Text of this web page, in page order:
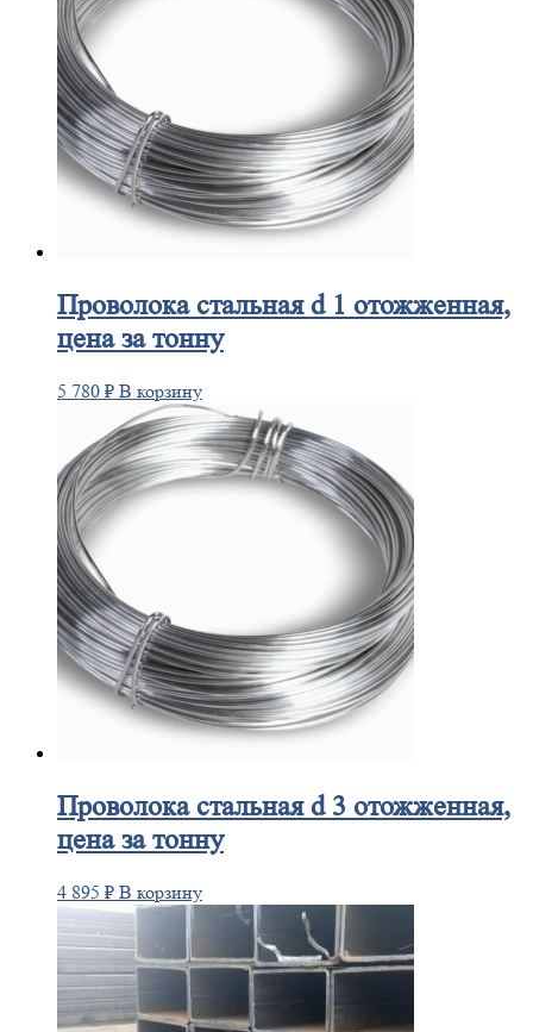
Проволокастальная d 1 отожженная,
цена за тонну
5 780 ₽ В корзину
Проволокастальная d 3 отожженная,
цена за тонну
4 895 ₽ В корзину